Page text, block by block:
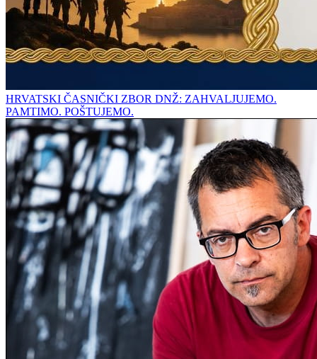
HRVATSKI ČASNIČKI ZBOR DNŽ: ZAHVALJUJEMO.
PAMTIMO. POŠTUJEMO.